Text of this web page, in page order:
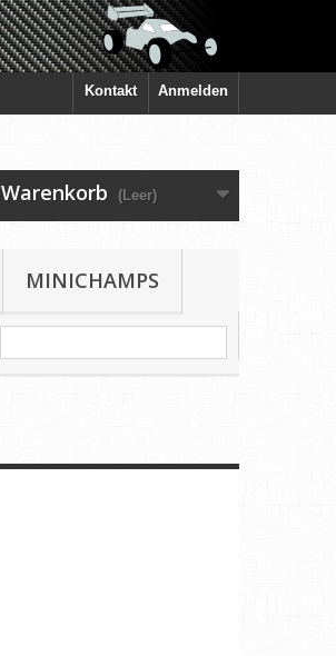
Anmelden
Kontakt
Warenkorb (Leer)
MINICHAMPS